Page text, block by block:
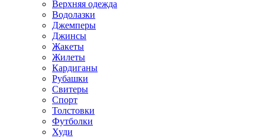
Верхняя одежда
Водолазки
Джемперы
Джинсы
Жакеты
Жилеты
Кардиганы
Рубашки
Свитеры
Спорт
Толстовки
Футболки
Худи